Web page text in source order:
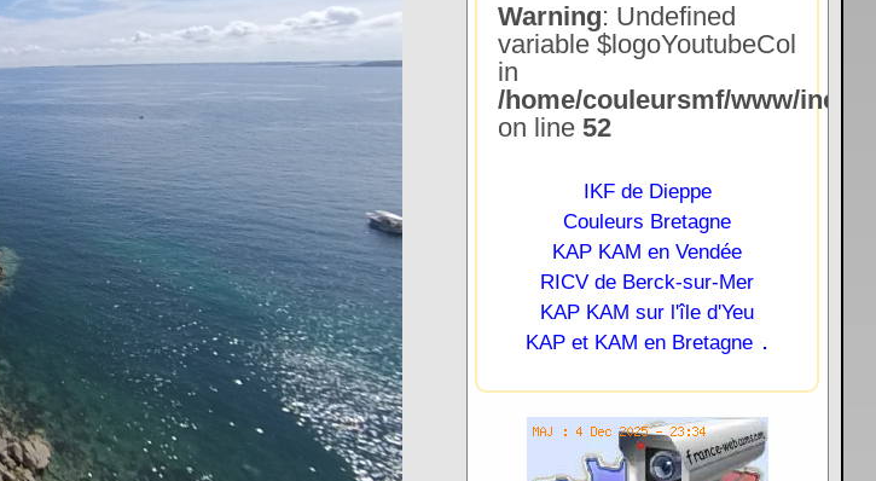
Warning: Undefined
variable $logoYoutubeCol
in
/home/couleursmf/www/
on line 52
IKF de Dieppe
Couleurs Bretagne
KAP KAM en Vendée
RICV de Berck-sur-Mer
KAP KAM sur l'île d'Yeu
KAP et KAM en Bretagne .